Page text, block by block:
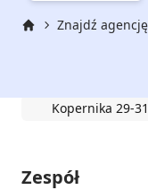
Znajdź agencję
Kopernika 29-
Zespół